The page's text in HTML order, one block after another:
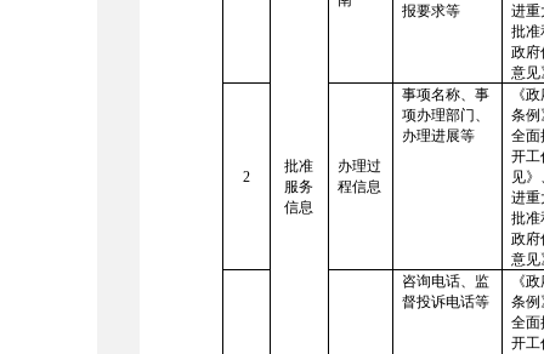
批准
服务
信息
报要求等
进重
批准
政府
意见
2
办理过
程信息
事项名称、事
项办理部门、
办理进展等
《
条例
全面
开工
见
进重
批准
政府
意见
咨询电话、监
督投诉电话等
《
条例
全面
开工